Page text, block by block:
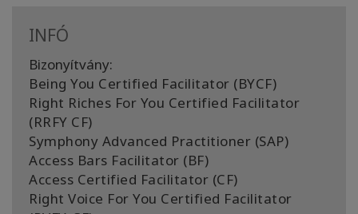
INFÓ
Bizonyítvány:
Being You Certified Facilitator (BYCF)
Right Riches For You Certified Facilitator
(RRFY CF)
Symphony Advanced Practitioner (SAP)
Access Bars Facilitator (BF)
Access Certified Facilitator (CF)
Right Voice For You Certified Facilitator